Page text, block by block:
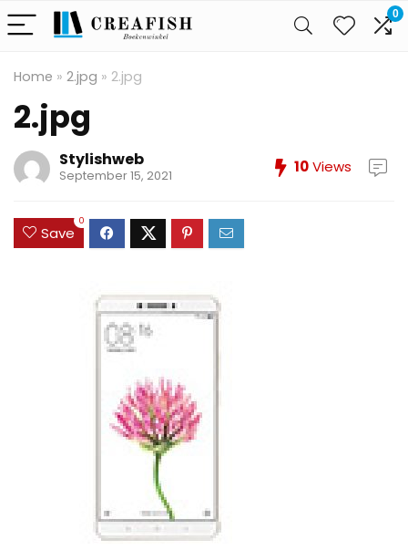
0
Home » 2.jpg » 2.jpg
2.jpg
Stylishweb
September 15, 2021 10Views
Save
0